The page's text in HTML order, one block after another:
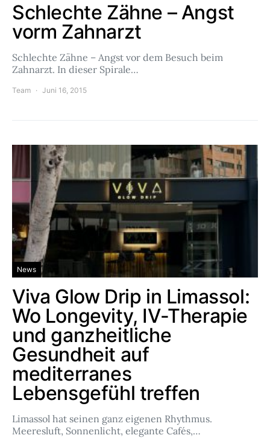
Schlechte Zähne – Angst
vorm Zahnarzt
Schlechte Zähne – Angst vor dem Besuch beim
Zahnarzt. In dieser Spirale…
Team Juni 16, 2015
News
Viva Glow Drip in Limassol:
Wo Longevity, IV-Therapie
und ganzheitliche
Gesundheit auf
mediterranes
Lebensgefühl treffen
Limassol hat seinen ganz eigenen Rhythmus.
Meeresluft, Sonnenlicht, elegante Cafés,…